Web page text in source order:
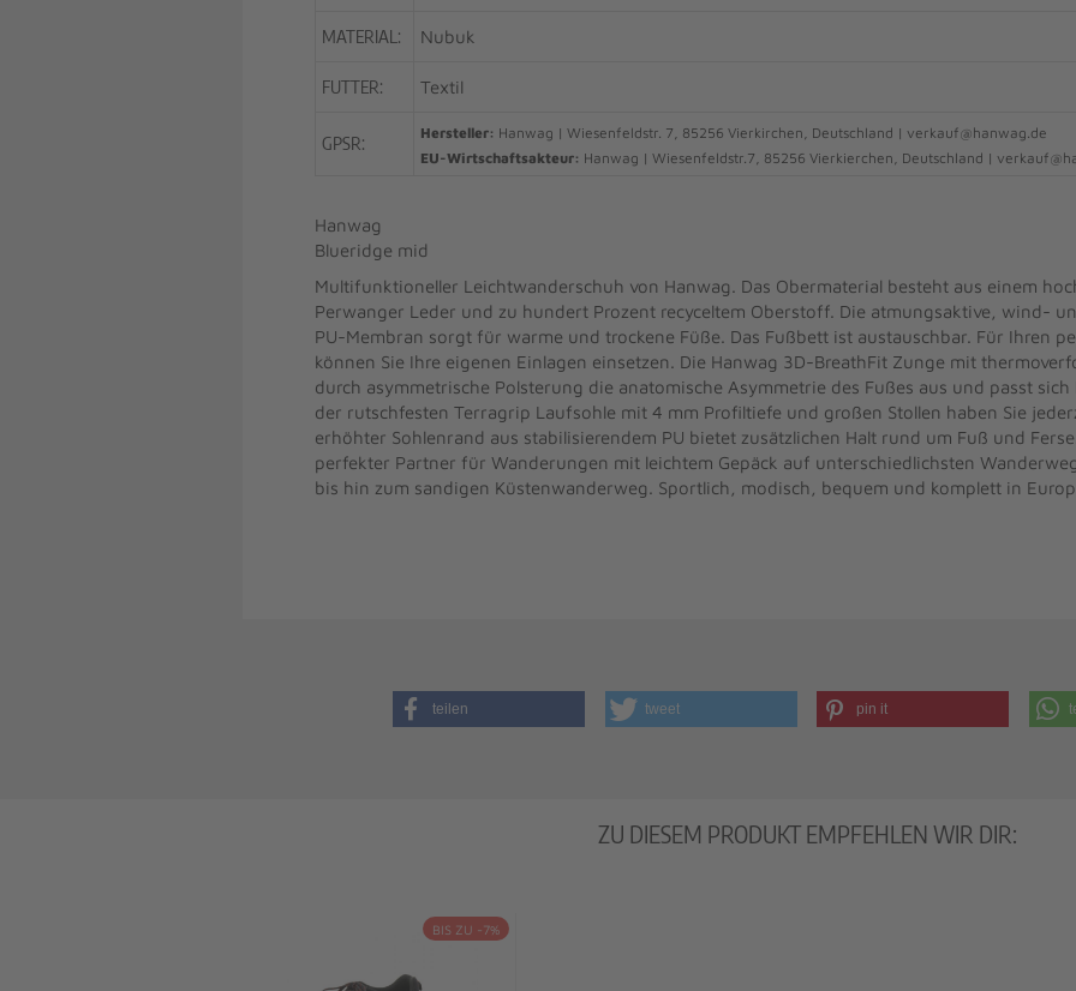
MATERIAL: Nubuk
FUTTER: Textil
GPSR: Hersteller: Hanwag | Wiesenfeldstr. 7, 85256 Vierkirchen, Deutschland | verkauf@hanwag.de
EU-Wirtschaftsakteur: Hanwag | Wiesenfeldstr.7, 85256 Vierkierchen, Deutschland |
Hanwag
Blueridge mid
Multifunktioneller Leichtwanderschuh von Hanwag. Das Obermaterial besteht aus einem
Perwanger Leder und zu hundert Prozent recyceltem Oberstoff. Die atmungsaktive, wind-
PU-Membran sorgt für warme und trockene Füße. Das Fußbett ist austauschbar. Für Ihren
können Sie Ihre eigenen Einlagen einsetzen. Die Hanwag 3D-BreathFit Zunge mit
durch asymmetrische Polsterung die anatomische Asymmetrie des Fußes aus und passt
der rutschfesten Terragrip Laufsohle mit 4 mm Profiltiefe und großen Stollen haben Sie
erhöhter Sohlenrand aus stabilisierendem PU bietet zusätzlichen Halt rund um Fuß und
perfekter Partner für Wanderungen mit leichtem Gepäck auf unterschiedlichsten
bis hin zum sandigen Küstenwanderweg. Sportlich, modisch, bequem und komplett in
teilen tweet pin it
ZU DIESEM PRODUKT EMPFEHLEN WIR DIR:
BIS ZU -7%